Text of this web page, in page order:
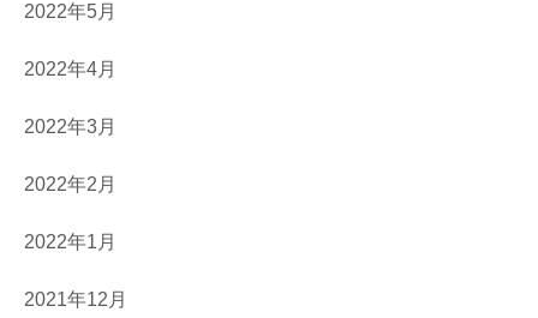
2022年5月
2022年4月
2022年3月
2022年2月
2022年1月
2021年12月